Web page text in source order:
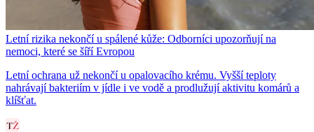
Letní rizika nekončí u spálené kůže: Odborníci upozorňují na
nemoci, které se šíří Evropou
Letní ochrana už nekončí u opalovacího krému. Vyšší teploty
nahrávají bakteriím v jídle i ve vodě a prodlužují aktivitu komárů a
klíšťat.